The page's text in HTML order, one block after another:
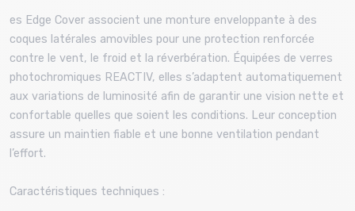
es Edge Cover associent une monture enveloppante à des
coques latérales amovibles pour une protection renforcée
contre le vent, le froid et la réverbération. Équipées de verres
photochromiques REACTIV, elles s’adaptent automatiquement
aux variations de luminosité afin de garantir une vision nette et
confortable quelles que soient les conditions. Leur conception
assure un maintien fiable et une bonne ventilation pendant
l’effort.
Caractéristiques techniques :